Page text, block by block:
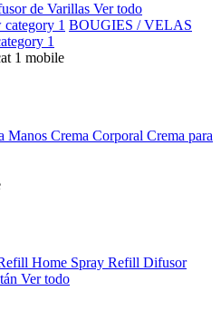
de Varillas Ver todo
BOUGIES / VELAS
Manos Crema Corporal Crema para
Home Spray Refill Difusor
Ver todo